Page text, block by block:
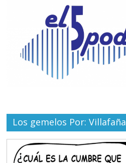
Los gemelos Por: Villafaña